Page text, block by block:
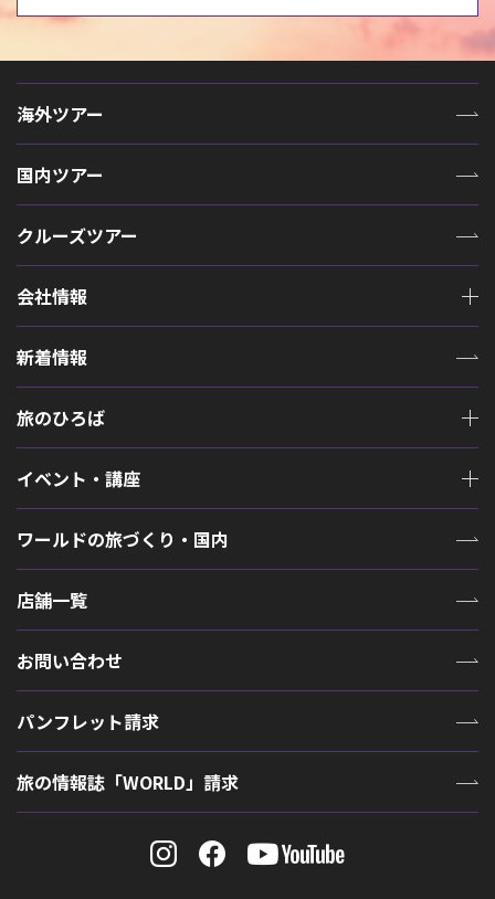
海外ツアー
国内ツアー
クルーズツアー
会社情報
新着情報
旅のひろば
イベント・講座
ワールドの旅づくり・国内
店舗一覧
お問い合わせ
パンフレット請求
旅の情報誌「WORLD」請求